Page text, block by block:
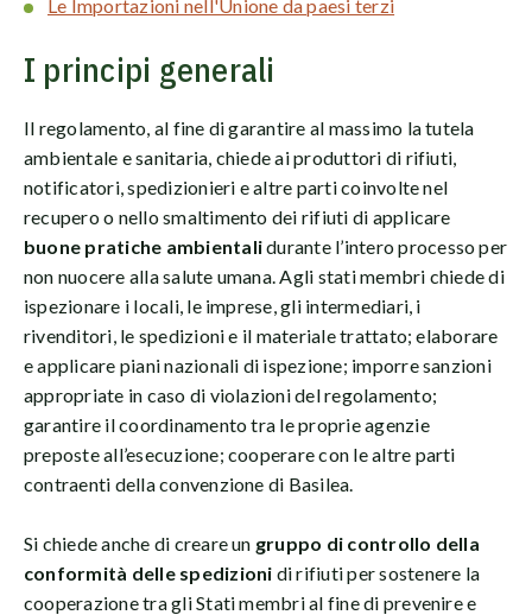
Le Importazioni nell'Unione da paesi terzi
I principi generali
Il regolamento, al fine di garantire al massimo la tutela
ambientale e sanitaria, chiede ai produttori di rifiuti,
notificatori, spedizionieri e altre parti coinvolte nel
recupero o nello smaltimento dei rifiuti di applicare
buone pratiche ambientalidurante l’intero processo per
non nuocere alla salute umana. Agli stati membri chiede di
ispezionare i locali, le imprese, gli intermediari, i
rivenditori, le spedizioni e il materiale trattato; elaborare
e applicare piani nazionali di ispezione; imporre sanzioni
appropriate in caso di violazioni del regolamento;
garantire il coordinamento tra le proprie agenzie
preposte all’esecuzione; cooperare con le altre parti
contraenti della convenzione di Basilea.
Si chiede anche di creare un gruppo di controllo della
conformità delle spedizioni di rifiuti per sostenere la
cooperazione tra gli Stati membri al fine di prevenire e